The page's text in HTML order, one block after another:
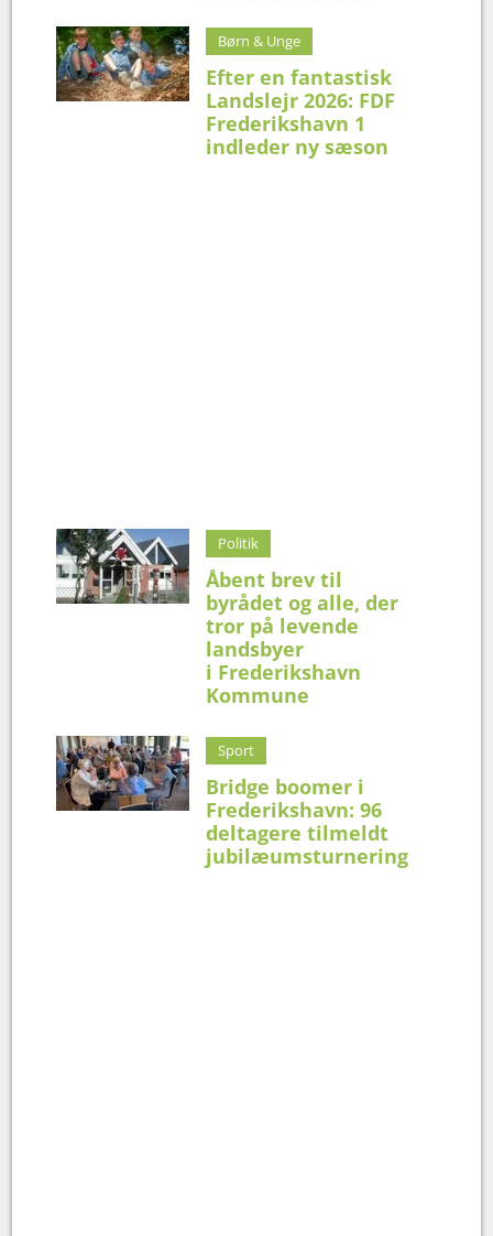
Børn & Unge
Efter en fantastisk
Landslejr 2026: FDF
Frederikshavn 1
indleder ny sæson
Politik
Åbent brev til
byrådet og alle, der
tror på levende
landsbyer
i Frederikshavn
Kommune
Sport
Bridge boomer i
Frederikshavn: 96
deltagere tilmeldt
jubilæumsturnering